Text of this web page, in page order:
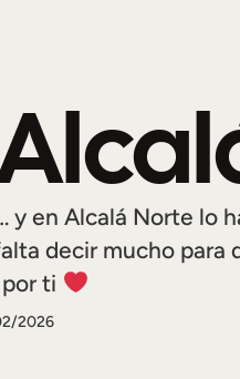
y en Alcalá Norte lo
decir mucho para
ti
2026